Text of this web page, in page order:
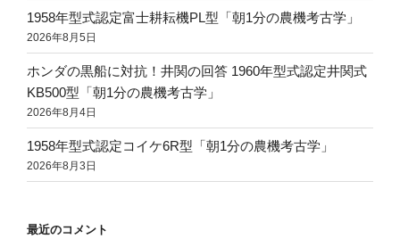
に
し
て
み
ま
し
た”
の
1958年型式認定富士耕耘機PL型「朝1分の農機考古学」
2026年8月5日
ホンダの黒船に対抗！井関の回答 1960年型式認定井関式
KB500型「朝1分の農機考古学」
2026年8月4日
1958年型式認定コイケ6R型「朝1分の農機考古学」
2026年8月3日
最近のコメント